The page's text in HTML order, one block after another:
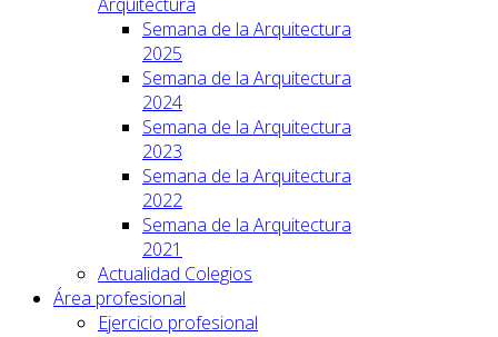
Semana de la Arquitectura
2025
Semana de la Arquitectura
2024
Semana de la Arquitectura
2023
Semana de la Arquitectura
2022
Semana de la Arquitectura
2021
Actualidad Colegios
Área profesional
Ejercicio profesional